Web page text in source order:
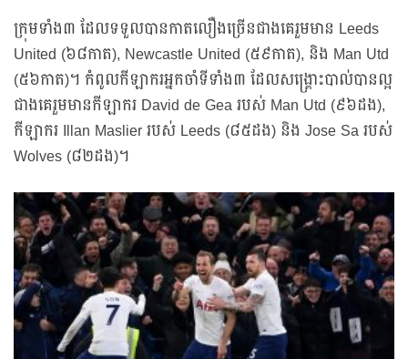
ក្រុមទាំង៣ ដែលទទួលបានកាតលឿងច្រើនជាងគេរួមមាន Leeds
United (៦៨កាត), Newcastle United (៥៩កាត), និង Man Utd
(៥៦កាត)។ កំពូលកីឡាករអ្នកចាំទីទាំង៣ ដែលសង្រ្គោះបាល់បានល្អ
ជាងគេរួមមានកីឡាករ David de Gea របស់ Man Utd (៩៦ដង),
កីឡាករ Illan Maslier របស់ Leeds (៨៥ដង) និង Jose Sa របស់
Wolves (៨២ដង)។